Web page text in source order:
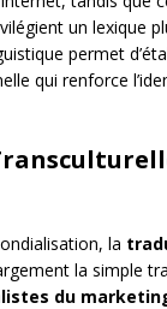
un lexique
permet
qui renforce
la
la simple
du